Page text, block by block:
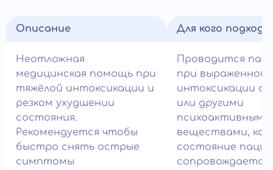
Описание
Неотложная
медицинская помощь при
тяжёлой интоксикации и
резком ухудшении
состояния.
Рекомендуется чтобы
быстро снять острые
симптомы
Для кого
Проводится
при выраженной
интоксикации
или другими
психоактивными
веществами,
состояние
сопровождается